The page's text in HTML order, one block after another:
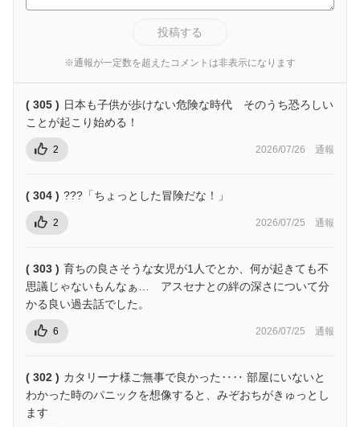
投稿する
※通報が一定数を超えたコメントは非表示になります
( 305 ) 日本も子供が歩けない危険な時代 そのうち恐ろしい
ことが起こり始める！
2 2026/07/26 通報
( 304 ) ???「ちょっとした冒険だな！」
2 2026/07/25 通報
( 303 ) 育ちの良さそうな女児が1人でとか、何が起きても不
思議じゃないもんなぁ… アスセナとの絆の深さについて分
かる良い過去話でした。
6 2026/07/25 通報
( 302 ) カタリーナ様ご無事で良かった‥‥ 部屋にいないと
わかった時のパニックを想像すると、みぞおちがきゅっとし
ます